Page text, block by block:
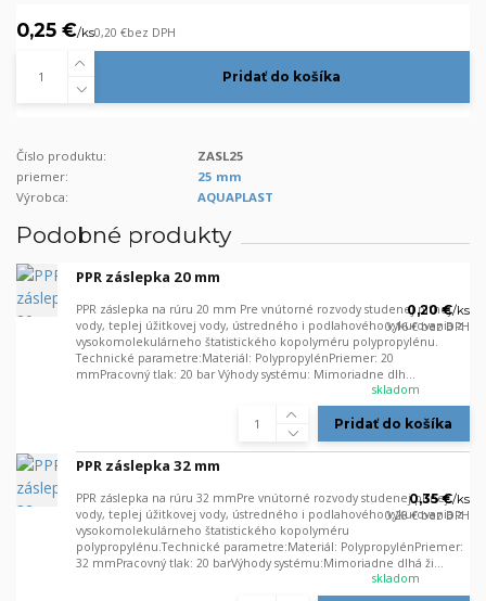
0,25 €/ks0,20 €bez DPH
Pridať do košíka
Číslo produktu:
ZASL25
priemer:
25 mm
Výrobca:
AQUAPLAST
Podobné produkty
PPR záslepka 20 mm
PPR záslepka na rúru 20 mm Pre vnútorné rozvody studenej pitnej
vody, teplej úžitkovej vody, ústredného i podlahového vykurovania z
vysokomolekulárneho štatistického kopolyméru polypropylénu.
Technické parametre:Materiál: PolypropylénPriemer: 20
mmPracovný tlak: 20 bar Výhody systému: Mimoriadne dlh...
0,20 €/ks
0,16 €bez DPH
skladom
Pridať do košíka
PPR záslepka 32 mm
PPR záslepka na rúru 32 mmPre vnútorné rozvody studenej pitnej
vody, teplej úžitkovej vody, ústredného i podlahového vykurovania z
vysokomolekulárneho štatistického kopolyméru
polypropylénu.Technické parametre:Materiál: PolypropylénPriemer:
32 mmPracovný tlak: 20 barVýhody systému:Mimoriadne dlhá ži...
0,35 €/ks
0,28 €bez DPH
skladom